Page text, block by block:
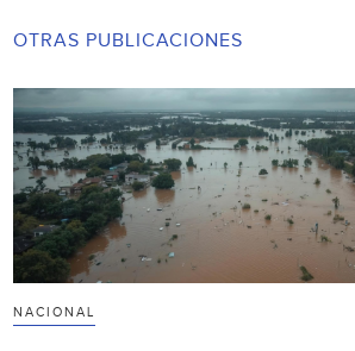
OTRAS PUBLICACIONES
NACIONAL